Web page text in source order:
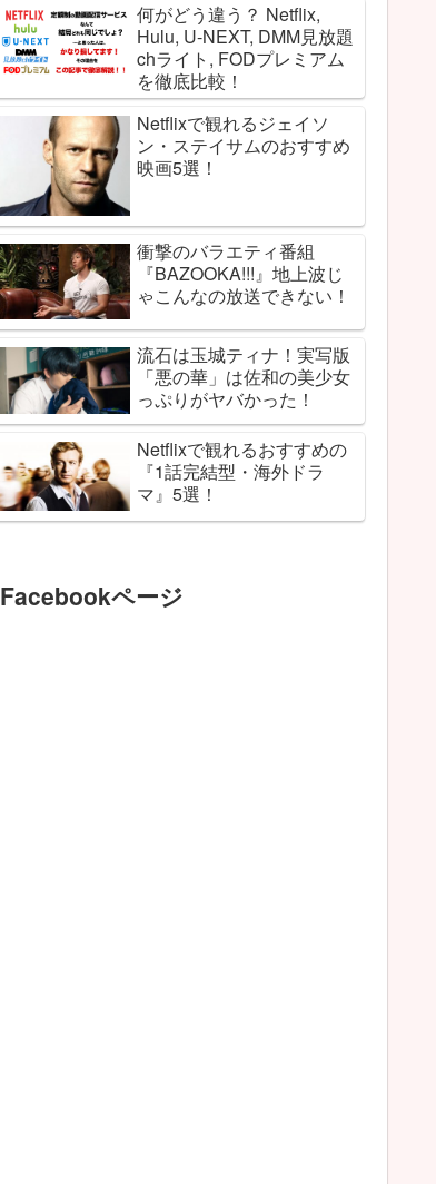
何がどう違う？ Netflix,
Hulu, U-NEXT, DMM見放題
chライト, FODプレミアム
を徹底比較！
Netflixで観れるジェイソ
ン・ステイサムのおすすめ
映画5選！
衝撃のバラエティ番組
『BAZOOKA!!!』地上波じ
ゃこんなの放送できない！
流石は玉城ティナ！実写版
「悪の華」は佐和の美少女
っぷりがヤバかった！
Netflixで観れるおすすめの
『1話完結型・海外ドラ
マ』5選！
Facebookページ